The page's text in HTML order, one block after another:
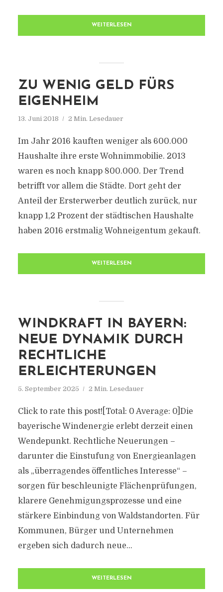
WEITERLESEN
ZU WENIG GELD FÜRS
EIGENHEIM
13. Juni 2018 2 Min. Lesedauer
Im Jahr 2016 kauften weniger als 600.000
Haushalte ihre erste Wohnimmobilie. 2013
waren es noch knapp 800.000. Der Trend
betrifft vor allem die Städte. Dort geht der
Anteil der Ersterwerber deutlich zurück, nur
knapp 1,2 Prozent der städtischen Haushalte
haben 2016 erstmalig Wohneigentum gekauft.
WEITERLESEN
WINDKRAFT IN BAYERN:
NEUE DYNAMIK DURCH
RECHTLICHE
ERLEICHTERUNGEN
5. September 2025 2 Min. Lesedauer
Click to rate this post![Total: 0 Average: 0]Die
bayerische Windenergie erlebt derzeit einen
Wendepunkt. Rechtliche Neuerungen –
darunter die Einstufung von Energieanlagen
als „überragendes öffentliches Interesse“ –
sorgen für beschleunigte Flächenprüfungen,
klarere Genehmigungsprozesse und eine
stärkere Einbindung von Waldstandorten. Für
Kommunen, Bürger und Unternehmen
ergeben sich dadurch neue...
WEITERLESEN